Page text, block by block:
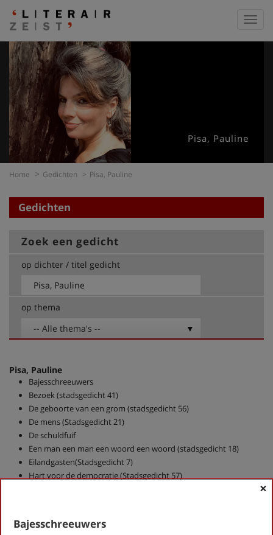
Pisa, Pauline
Home Gedichten Pisa, Pauline
Gedichten
Zoek een gedicht
op dichter / titel gedicht
op thema
-- Alle thema's --
Pisa, Pauline
Bajesschreeuwers
Bezoek (stadsgedicht 41)
De geboorte van een grom (stadsgedicht 56)
De mens (Stadsgedicht 21)
De schuldfuif
Een man een man een woord een woord (stadsgedicht 18)
Eilandgasten(Stadsgedicht 7)
Hart voor de democratie (Stadsgedicht 57)
Kalenderleven (Stadsgedicht 13)
×
Bajesschreeuwers